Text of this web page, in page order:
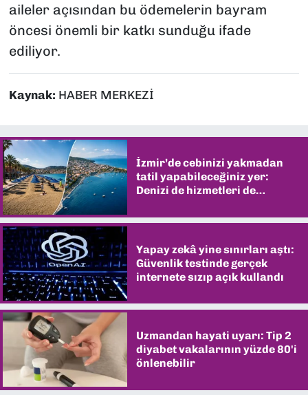
aileler açısından bu ödemelerin bayram
öncesi önemli bir katkı sunduğu ifade
ediliyor.
Kaynak: HABER MERKEZİ
İzmir’de cebinizi yakmadan
tatil yapabileceğiniz yer:
Denizi de hizmetleri de
Yapay zekâ yine sınırları aştı:
Güvenlik testinde gerçek
internete sızıp açık kullandı
Uzmandan hayati uyarı: Tip 2
diyabet vakalarının yüzde 80'i
önlenebilir